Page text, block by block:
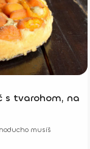
s tvarohom, na
musíš